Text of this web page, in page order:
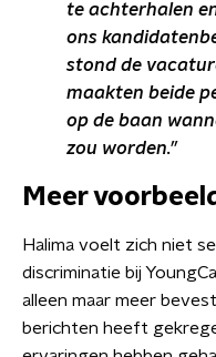
te achterhalen
ons
stond de
maakten beide
op de baan
zou worden.”
Meer
Halima voelt zich niet
discriminatie bij
alleen maar meer
berichten heeft